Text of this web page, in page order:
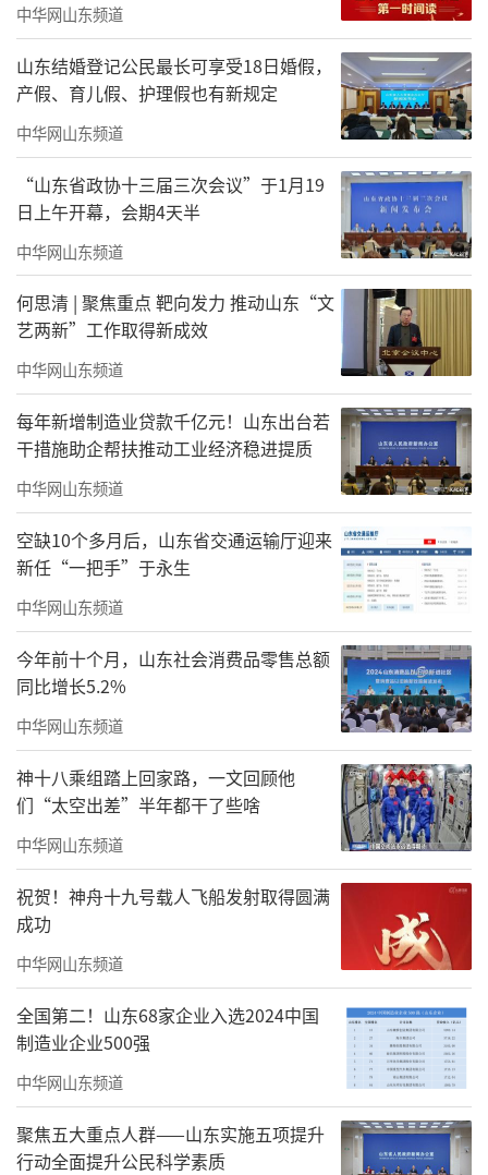
新岁纳福季
主要涵盖一系列富有传统年味与创新活力
的节庆活动，深度融合潍坊深厚的民俗文化底
蕴与当代创新表达，打造一场覆盖全域、全民
共享的新春文旅盛典。潍城十笏园文化街区打
造“万笏新叙·新春庙会”，寒亭杨家埠民俗
文化灯会同步开启首届年货大集，汇聚传统美
食、手工艺品与民俗体验项目。临朐举办“寻
临朐之美品文化之韵”2026年首届民俗文化系
列活动，集中呈现非遗集市、民俗展演等特色
内容。青州古城推出“2026年相约美青州·古
城过大年”活动，组织青州花毽、撂棒槌、抖
空竹、剪纸等多项民间民俗非遗项目轮番上
演。奎文金宝乐园、诸城恐龙公园、高密红高
粱小镇、寿光林海生态博览园、昌邑博陆山、
临朐老龙湾等全域多地同步发力，纷纷推出综
艺晚会、新春灯会等特色活动，引入民俗展
演、非遗体验、新春巡游等沉浸式体验活动，
全方位满足市民游客新春出游需求，全景展现
潍坊文旅的独特魅力与创新活力。此外，市文
化和旅游局在元旦前后，以“万马奔腾潍你而
来”为核心主题，推出12项“马上+”主题活
动， 通过多元体验，有效激活冬季旅游市场。
中华网山东频道
山东结婚登记公民最长可享受18日婚假，
产假、育儿假、护理假也有新规定
中华网山东频道
“山东省政协十三届三次会议”于1月19
日上午开幕，会期4天半
中华网山东频道
何思清 | 聚焦重点 靶向发力 推动山东“文
艺两新”工作取得新成效
中华网山东频道
每年新增制造业贷款千亿元！山东出台若
干措施助企帮扶推动工业经济稳进提质
中华网山东频道
空缺10个多月后，山东省交通运输厅迎来
新任“一把手”于永生
中华网山东频道
今年前十个月，山东社会消费品零售总额
同比增长5.2%
中华网山东频道
神十八乘组踏上回家路，一文回顾他
们“太空出差”半年都干了些啥
中华网山东频道
祝贺！神舟十九号载人飞船发射取得圆满
成功
中华网山东频道
全国第二！山东68家企业入选2024中国
制造业企业500强
中华网山东频道
聚焦五大重点人群——山东实施五项提升
行动全面提升公民科学素质